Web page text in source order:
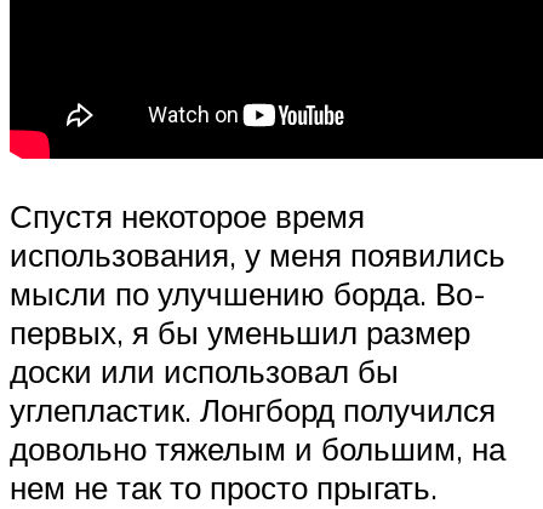
Спустя некоторое время
использования, у меня появились
мысли по улучшению борда. Во-
первых, я бы уменьшил размер
доски или использовал бы
углепластик. Лонгборд получился
довольно тяжелым и большим, на
нем не так то просто прыгать.